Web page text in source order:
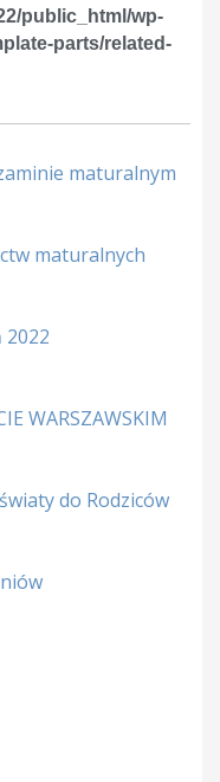
public_html/wp-
parts/related-
maturalnym
maturalnych
WARSZAWSKIM
do Rodziców